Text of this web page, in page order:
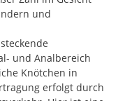
und
und Analbereich
Knötchen in
erfolgt durch